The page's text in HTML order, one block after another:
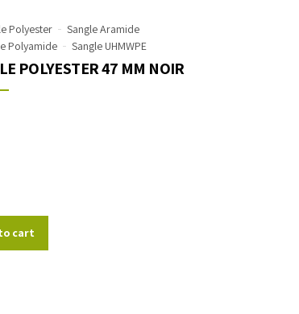
Polyester
Sangle Aramide
Polyamide
Sangle UHMWPE
POLYESTER 47 MM NOIR
cart